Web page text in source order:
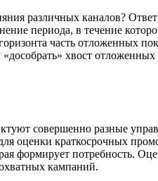
различных каналов?
периода, в течение
часть отложенных
хвост
совершенно разные
оценки краткосрочных
формирует потребность.
кампаний.